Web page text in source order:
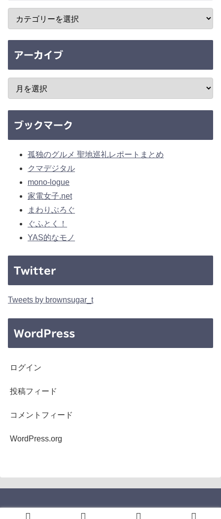
アーカイブ
ブックマーク
孤独のグルメ 聖地巡礼レポートまとめ
クマデジタル
mono-logue
家電女子.net
まわりぶろぐ
ぐふとく！
YAS的なモノ
Twitter
Tweets by brownsugar_t
WordPress
ログイン
投稿フィード
コメントフィード
WordPress.org